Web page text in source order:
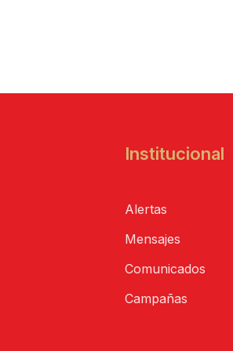
Institucional
Alertas
Mensajes
Comunicados
Campañas